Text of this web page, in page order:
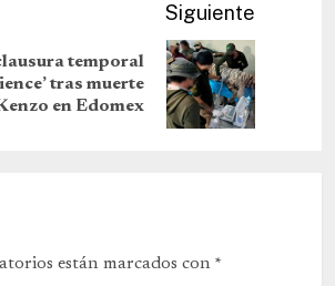
Siguiente
temporal
tras muerte
en Edomex
están marcados con *